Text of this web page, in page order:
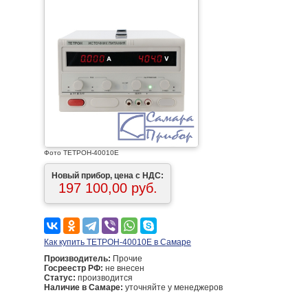
Фото ТЕТРОН-40010Е
Новый прибор, цена с НДС:
197 100,00 руб.
Как купить ТЕТРОН-40010Е в Самаре
Производитель: Прочие
Госреестр РФ: не внесен
Статус: производится
Наличие в Самаре: уточняйте у менеджеров